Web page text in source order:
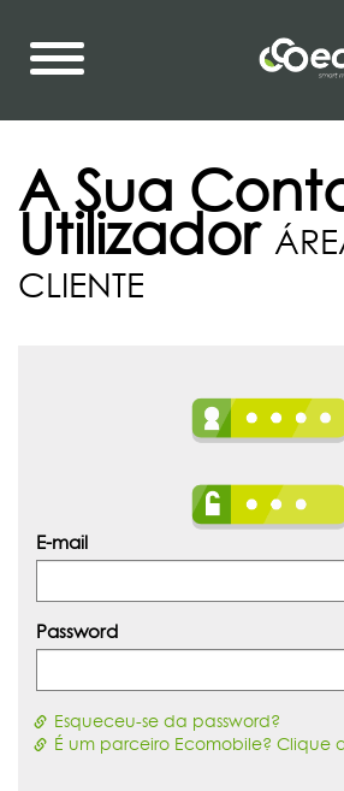
A Sua
Utilizador
CLIENTE
E-mail
Password
Esqueceu-se da password?
É um parceiro Ecomobile? Clique